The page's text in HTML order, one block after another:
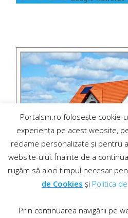
Portalsm.ro folosește cookie-
experiența pe acest website,
reclame personalizate și pentru
website-ului. Înainte de a
rugăm să aloci timpul necesar
de Cookies și Politica
Prin continuarea navigării pe